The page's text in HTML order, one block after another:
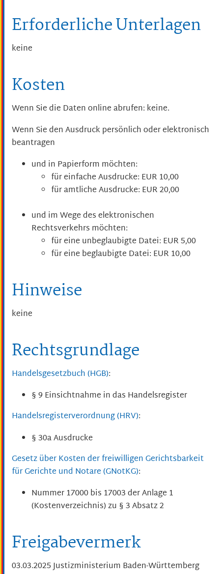
Erforderliche Unterlagen
keine
Kosten
Wenn Sie die Daten online abrufen: keine.
Wenn Sie den Ausdruck persönlich oder elektronisch
beantragen
und in Papierform möchten:
für einfache Ausdrucke: EUR 10,00
für amtliche Ausdrucke: EUR 20,00
und im Wege des elektronischen
Rechtsverkehrs möchten:
für eine unbeglaubigte Datei: EUR 5,00
für eine beglaubigte Datei: EUR 10,00
Hinweise
keine
Rechtsgrundlage
Handelsgesetzbuch (HGB):
§ 9 Einsichtnahme in das Handelsregister
Handelsregisterverordnung (HRV):
§ 30a Ausdrucke
Gesetz über Kosten der freiwilligen Gerichtsbarkeit
für Gerichte und Notare (GNotKG):
Nummer 17000 bis 17003 der Anlage 1
(Kostenverzeichnis) zu § 3 Absatz 2
Freigabevermerk
03.03.2025 Justizministerium Baden-Württemberg